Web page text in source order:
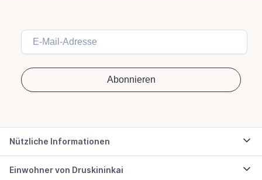
Nützliche Informationen
Einwohner von Druskininkai